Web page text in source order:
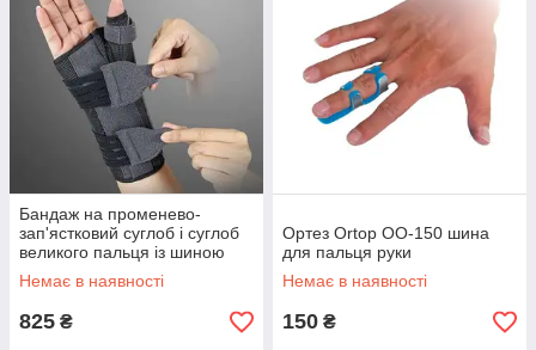
Бандаж на променево-
зап'ястковий суглоб і суглоб
великого пальця із шиною
Ortop EH-403 (лівий) EH-404
(правий)
Немає в наявності
825 ₴
Ортез Ortop OO-150 шина
для пальця руки
Немає в наявності
150 ₴